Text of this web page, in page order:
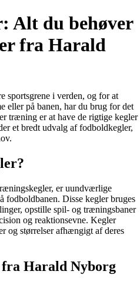
Alt du behøver
fra Harald
sportsgrene i verden, og for at
eller på banen, har du brug for det
træning er at have de rigtige kegler
et bredt udvalg af fodboldkegler,
er uundværlige
fodboldbanen. Disse kegler bruges
opstille spil- og træningsbaner
og reaktionsevne. Kegler
og størrelser afhængigt af deres
Harald Nyborg